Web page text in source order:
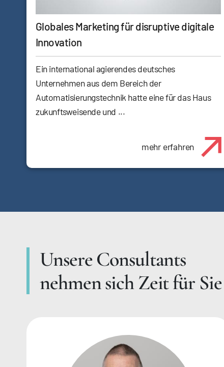
Globales Marketing für disruptive digitale
Innovation
Ein international agierendes deutsches
Unternehmen aus dem Bereich der
Automatisierungstechnik hatte eine für das Haus
zukunftsweisende und ...
mehr erfahren
Unsere Consultants
nehmen sich Zeit für Sie